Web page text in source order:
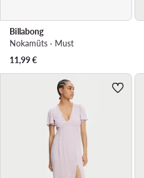
Billabong
Nokamüts · Must
11,99€